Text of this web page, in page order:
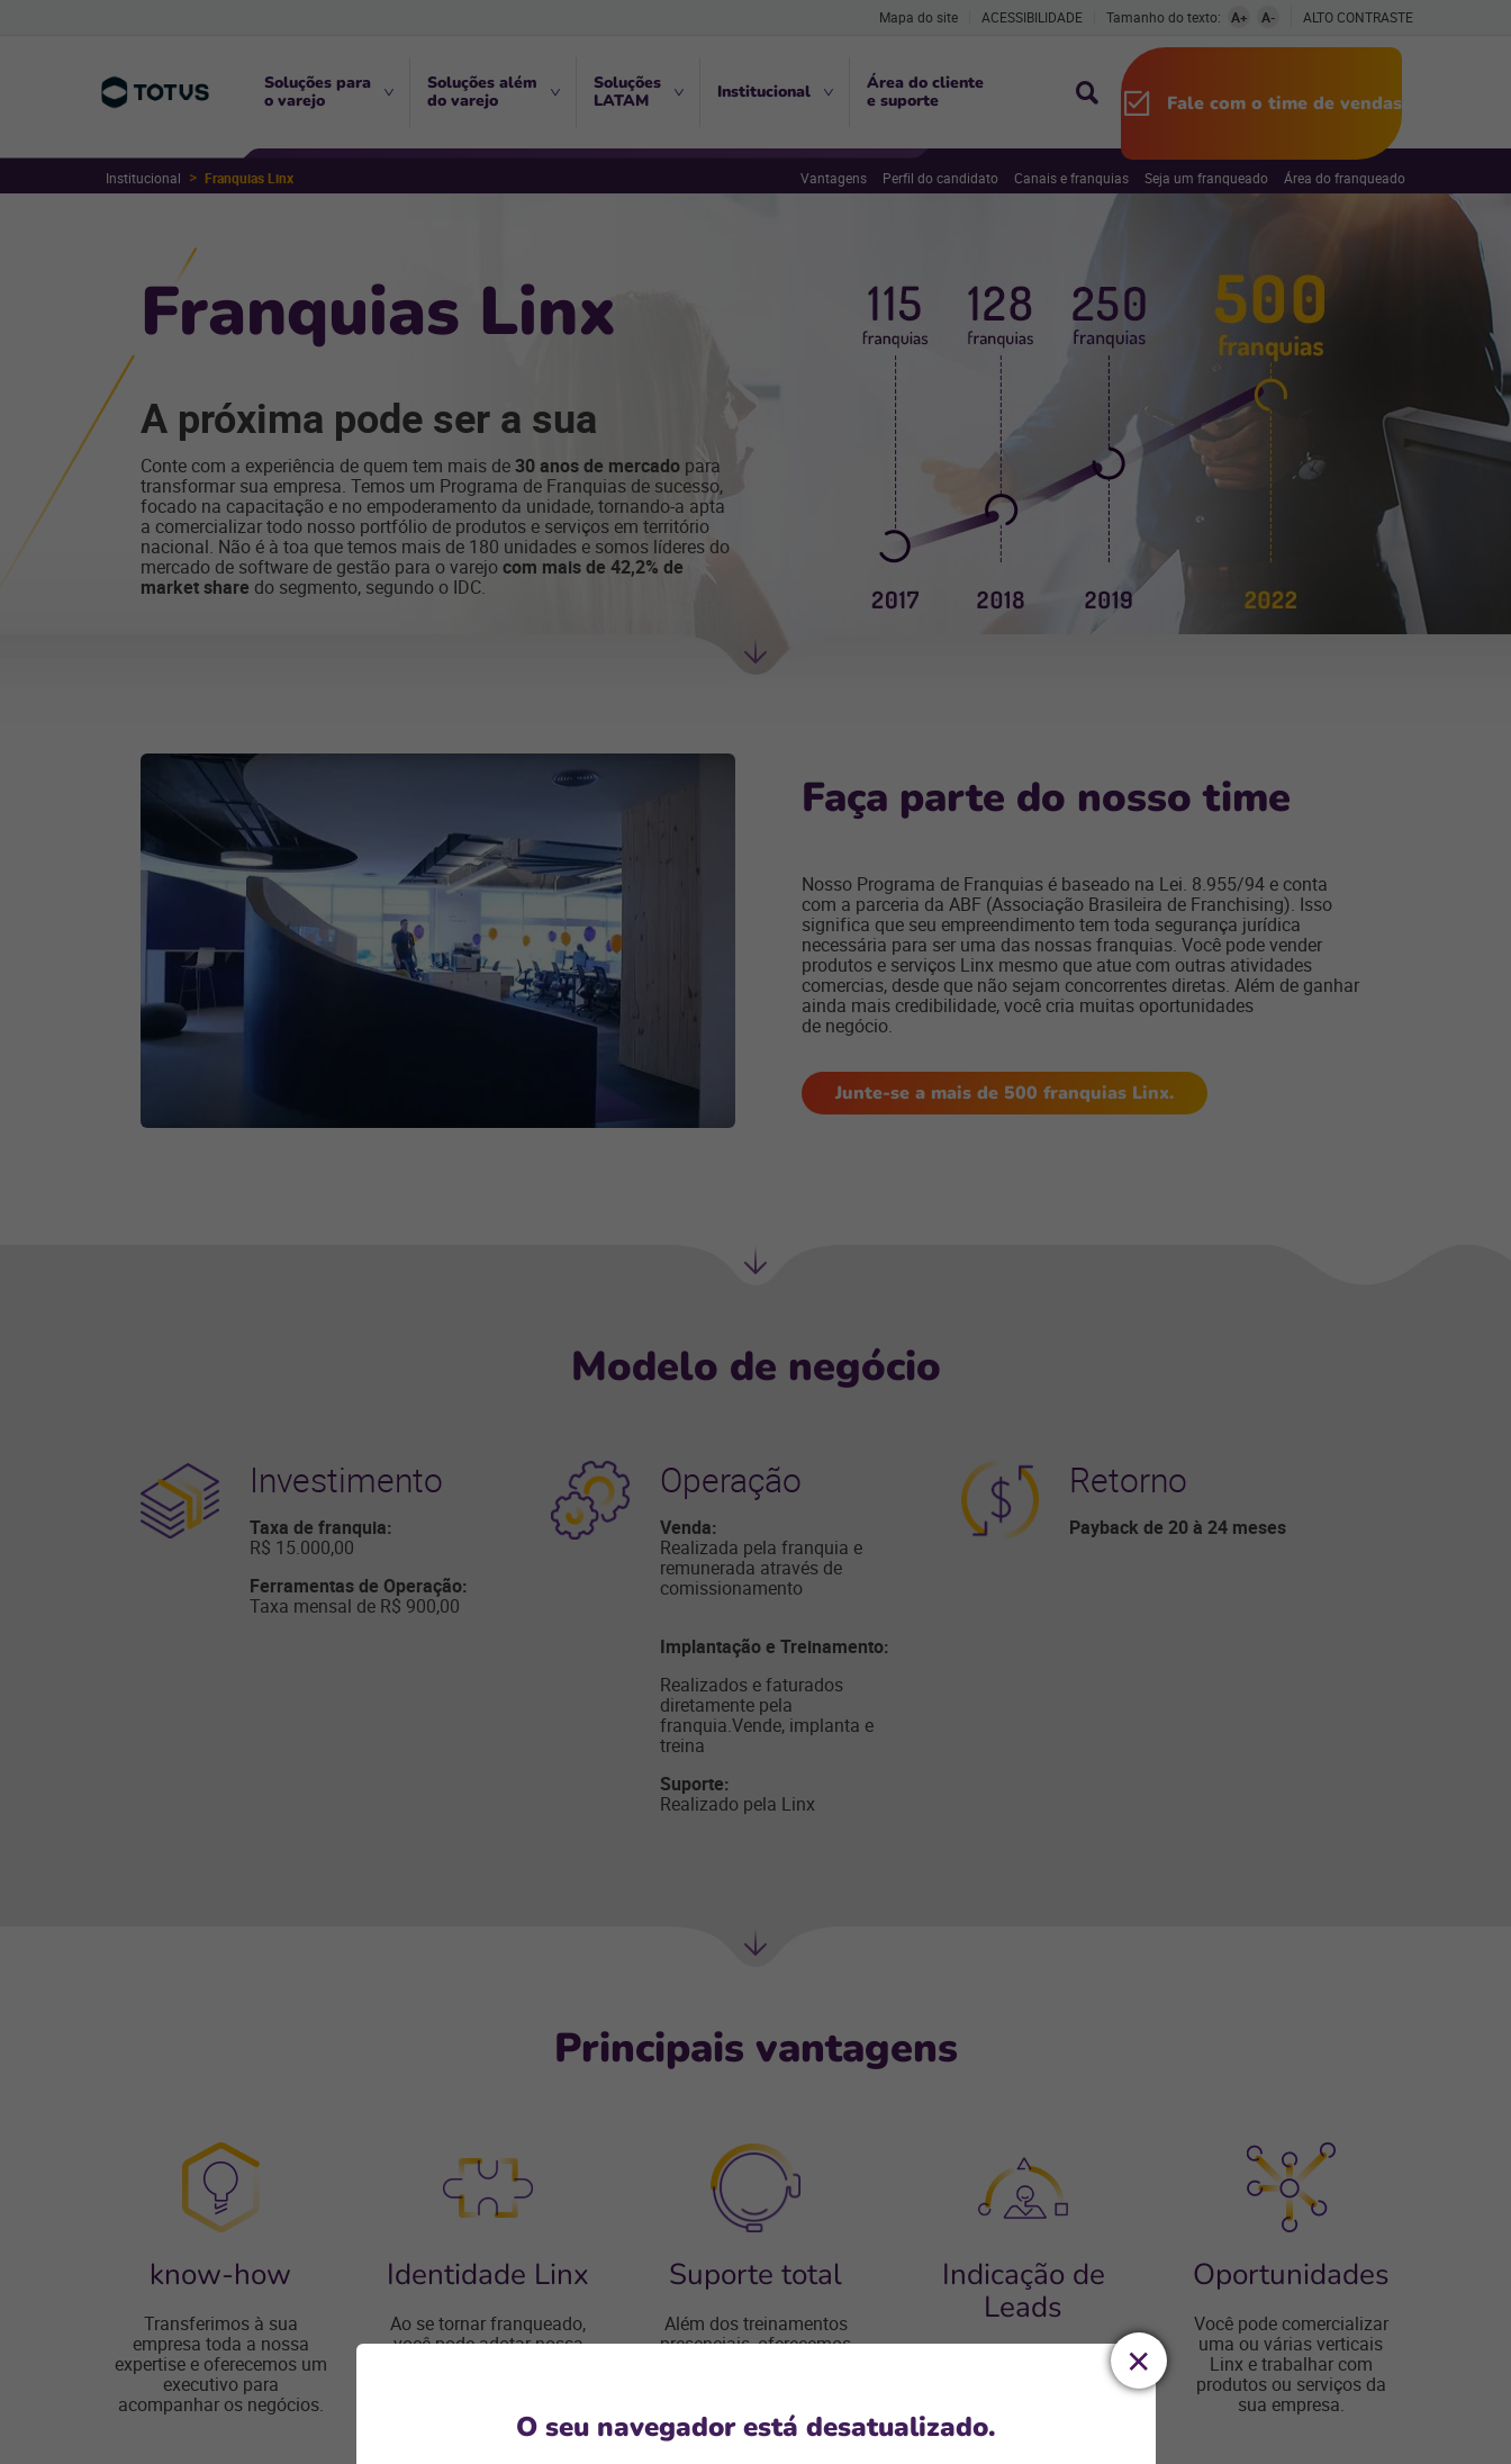
Mapa do site ACESSIBILIDADE Tamanho do texto: A+ A- ALTO CONTRASTE
Soluções para
o varejo
Soluções além
do varejo
Soluções
LATAM
Institucional
Área do cliente
e suporte
Fale com o time de vendas
Institucional Franquias Linx Vantagens Perfil do candidato Canais e franquias Seja um franqueado Área do franqueado
Franquias Linx
A próxima pode ser a sua
Conte com a experiência de quem tem mais de30 anos de mercadopara
transformar sua empresa. Temos um Programa de Franquias de sucesso,
focado na capacitação e no empoderamento da unidade, tornando-a apta
a comercializar todo nosso portfólio de produtos e serviços em território
nacional. Não é à toa que temos mais de 180 unidades e somos líderes do
mercado de software de gestão para o varejocom mais de 42,2% de
market share do segmento, segundo o IDC.
Faça parte do nosso time
Nosso Programa de Franquias é baseado na Lei. 8.955/94 e conta
com a parceria da ABF (Associação Brasileira de Franchising). Isso
significa que seu empreendimento tem toda segurança jurídica
necessária para ser uma das nossas franquias. Você pode vender
produtos e serviços Linx mesmo que atue com outras atividades
comercias, desde que não sejam concorrentes diretas. Além de ganhar
ainda mais credibilidade, você cria muitas oportunidades
de negócio.
Junte-se a mais de 500 franquias Linx.
Próxima
Modelo de negócio
Investimento
Taxa de franquia:
R$ 15.000,00
Ferramentas de Operação:
Taxa mensal de R$ 900,00
Operação
Venda:
Realizada pela franquia e
remunerada através de
comissionamento
Implantação e Treinamento:
Realizados e faturados
diretamente pela
franquia.Vende, implanta e
treina
Suporte:
Realizado pela Linx
Retorno
Payback de 20 à 24 meses
Principais vantagens
know-how
Transferimos à sua
empresa toda a nossa
expertise e oferecemos um
executivo para
acompanhar os negócios.
Identidade Linx
Ao se tornar franqueado,
você pode adotar nossa
Suporte total
Além dos treinamentos
presenciais, oferecemos
Indicação de
Leads
potenciais para nossos
franqueados por meio de
ferramentas de
geolocalização.
Oportunidades
Você pode comercializar
uma ou várias verticais
Linx e trabalhar com
produtos ou serviços da
sua empresa.
O seu navegador está desatualizado.